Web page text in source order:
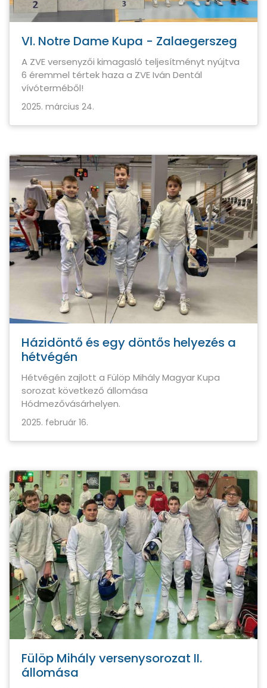
VI. Notre Dame Kupa - Zalaegerszeg
A ZVE versenyzői kimagasló teljesítményt nyújtva
6 éremmel tértek haza a ZVE Iván Dentál
vívóterméből!
2025. március 24.
Házidöntő és egy döntős helyezés a
hétvégén
Hétvégén zajlott a Fülöp Mihály Magyar Kupa
sorozat következő állomása
Hódmezővásárhelyen.
2025. február 16.
Fülöp Mihály versenysorozat II.
állomása